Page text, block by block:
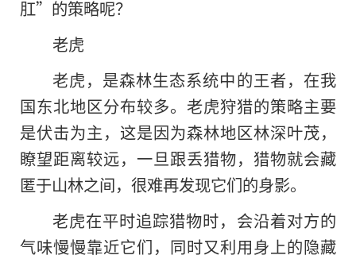
肛”的策略呢？
老虎
老虎，是森林生态系统中的王者，在我
国东北地区分布较多。老虎狩猎的策略主要
是伏击为主，这是因为森林地区林深叶茂，
瞭望距离较远，一旦跟丢猎物，猎物就会藏
匿于山林之间，很难再发现它们的身影。
老虎在平时追踪猎物时，会沿着对方的
气味慢慢靠近它们，同时又利用身上的隐藏